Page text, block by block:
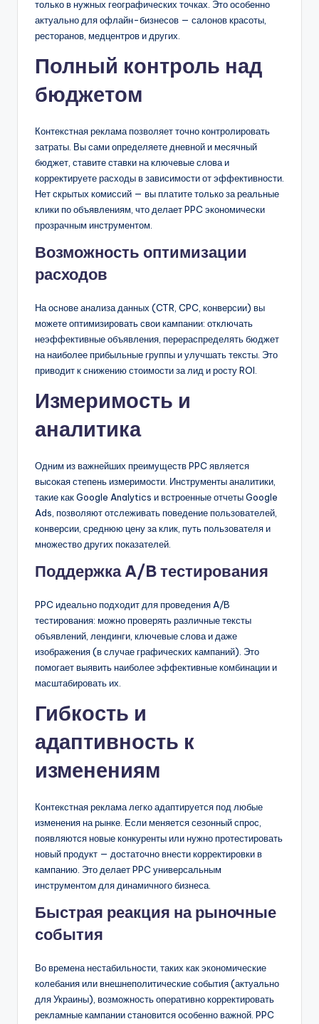
только в нужных географических точках. Это особенно
актуально для офлайн-бизнесов — салонов красоты,
ресторанов, медцентров и других.
Полный контроль над
бюджетом
Контекстная реклама позволяет точно контролировать
затраты. Вы сами определяете дневной и месячный
бюджет, ставите ставки на ключевые слова и
корректируете расходы в зависимости от эффективности.
Нет скрытых комиссий — вы платите только за реальные
клики по объявлениям, что делает PPC экономически
прозрачным инструментом.
Возможность оптимизации
расходов
На основе анализа данных (CTR, CPC, конверсии) вы
можете оптимизировать свои кампании: отключать
неэффективные объявления, перераспределять бюджет
на наиболее прибыльные группы и улучшать тексты. Это
приводит к снижению стоимости за лид и росту ROI.
Измеримость и
аналитика
Одним из важнейших преимуществ PPC является
высокая степень измеримости. Инструменты аналитики,
такие как Google Analytics и встроенные отчеты Google
Ads, позволяют отслеживать поведение пользователей,
конверсии, среднюю цену за клик, путь пользователя и
множество других показателей.
Поддержка A/B тестирования
PPC идеально подходит для проведения A/B
тестирования: можно проверять различные тексты
объявлений, лендинги, ключевые слова и даже
изображения (в случае графических кампаний). Это
помогает выявить наиболее эффективные комбинации и
масштабировать их.
Гибкость и
адаптивность к
изменениям
Контекстная реклама легко адаптируется под любые
изменения на рынке. Если меняется сезонный спрос,
появляются новые конкуренты или нужно протестировать
новый продукт — достаточно внести корректировки в
кампанию. Это делает PPC универсальным
инструментом для динамичного бизнеса.
Быстрая реакция на рыночные
события
Во времена нестабильности, таких как экономические
колебания или внешнеполитические события (актуально
для Украины), возможность оперативно корректировать
рекламные кампании становится особенно важной. PPC